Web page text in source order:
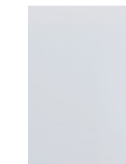
4.訂單成立30分鐘內，如未
消。如遇「轉專審核」未通
1.分期款項不併入電信帳單
2.透過簡訊連結打開帳單後
帳／街口支付／iPASS
1.本服務係由「台灣大哥大
用戶於交易時，得透過本服
買賣價金債權讓與本公司後
１．簡單：不需註冊會員、
２．便利：只要手機號碼，
３．安心：先確認商品／服
【「AFTEE先享後付」結帳流
１．於結帳方式選擇「
結帳頁面，進行簡訊認證並
２．訂單成立數日內，您將
３．收到繳費通知簡訊後14
ATM／網路銀行／等多元方
※ 請注意：結帳手續完成當
購買商品的店家。未經商家
每筆NT$80，滿NT$888(
每筆NT$80，滿NT$888(
每筆NT$60，滿